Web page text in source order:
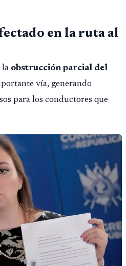
en la ruta al
la obstrucción parcial del
vía, generando
para los conductores que